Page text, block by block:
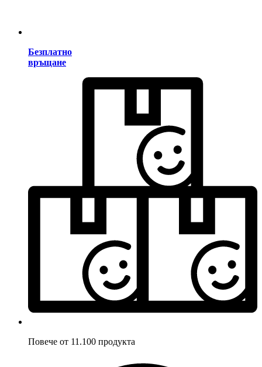
Безплатно
връщане
Повече от 11.100 продукта